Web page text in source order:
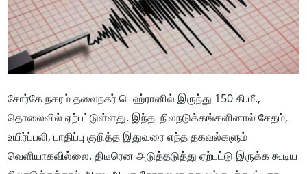
சோர்கே நகரம் தலைநகர் டெஹ்ரானில் இருந்து 150 கி.மீ.,
தொலைவில் ஏற்பட்டுள்ளது. இந்த நிலநடுக்கங்களினால் சேதம்,
உயிர்ப்பலி, பாதிப்பு குறித்த இதுவரை எந்த தகவல்களும்
வெளியாகவில்லை. திடீரென அடுத்தடுத்து ஏற்பட்டு இருக்க கூடிய